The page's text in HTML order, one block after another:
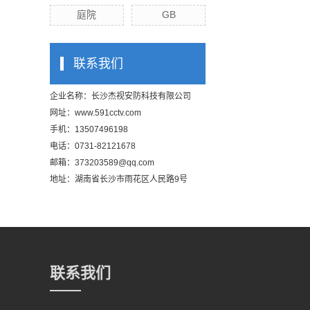
庭院 GB
联系我们
企业名称：长沙杰视安防科技有限公司
网址： www.591cctv.com
手机：13507496198
电话：0731-82121678
邮箱：373203589@qq.com
地址：湖南省长沙市雨花区人民路9号
联系我们